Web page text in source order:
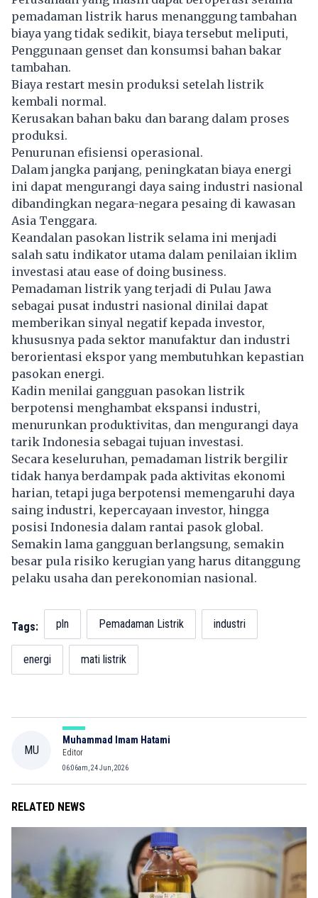
pemadaman listrik harus menanggung tambahan
biaya yang tidak sedikit, biaya tersebut meliputi,
Penggunaan genset dan konsumsi bahan bakar
tambahan.
Biaya restart mesin produksi setelah listrik
kembali normal.
Kerusakan bahan baku dan barang dalam proses
produksi.
Penurunan efisiensi operasional.
Dalam jangka panjang, peningkatan biaya energi
ini dapat mengurangi daya saing industri nasional
dibandingkan negara-negara pesaing di kawasan
Asia Tenggara.
Keandalan pasokan listrik selama ini menjadi
salah satu indikator utama dalam penilaian iklim
investasi atau ease of doing business.
Pemadaman listrik yang terjadi di Pulau Jawa
sebagai pusat industri nasional dinilai dapat
memberikan sinyal negatif kepada investor,
khususnya pada sektor manufaktur dan industri
berorientasi ekspor yang membutuhkan kepastian
pasokan energi.
Kadin menilai gangguan pasokan listrik
berpotensi menghambat ekspansi industri,
menurunkan produktivitas, dan mengurangi daya
tarik Indonesia sebagai tujuan investasi.
Secara keseluruhan, pemadaman listrik bergilir
tidak hanya berdampak pada aktivitas ekonomi
harian, tetapi juga berpotensi memengaruhi daya
saing industri, kepercayaan investor, hingga
posisi Indonesia dalam rantai pasok global.
Semakin lama gangguan berlangsung, semakin
besar pula risiko kerugian yang harus ditanggung
pelaku usaha dan perekonomian nasional.
Tags: pln Pemadaman Listrik industri
energi mati listrik
MU
Muhammad Imam Hatami
Editor
06:06am, 24 Jun, 2026
RELATED NEWS